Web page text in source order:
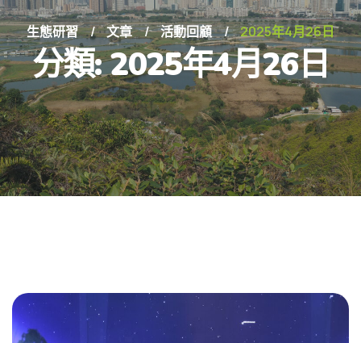
生態研習 文章 活動回顧 2025年4月26日
分類:2025年4月26日